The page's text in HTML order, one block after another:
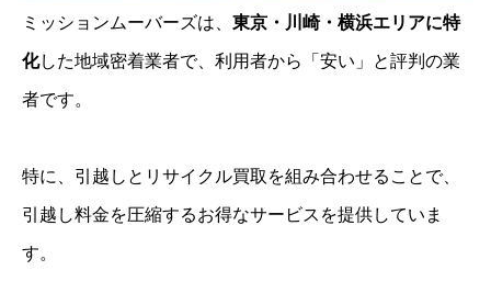
ミッションムーバーズは、 東京・川崎・横浜エリアに特
化した地域密着業者で、利用者から「安い」と評判の業
者です。
特に、引越しとリサイクル買取を組み合わせることで、
引越し料金を圧縮するお得なサービスを提供していま
す。